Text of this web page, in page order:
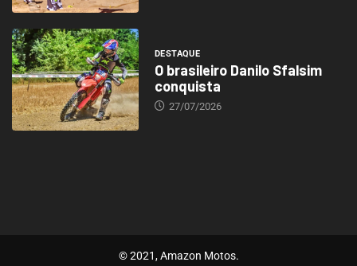
DESTAQUE
O brasileiro Danilo Sfalsim
conquista
27/07/2026
© 2021, Amazon Motos.